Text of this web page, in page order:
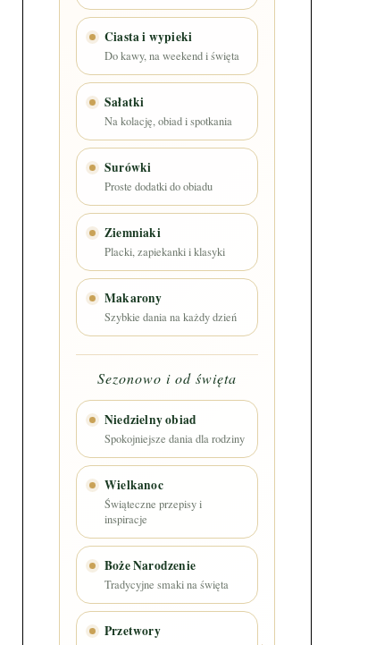
Ciasta i wypieki
Do kawy, na weekend i święta
Sałatki
Na kolację, obiad i spotkania
Surówki
Proste dodatki do obiadu
Ziemniaki
Placki, zapiekanki i klasyki
Makarony
Szybkie dania na każdy dzień
Sezonowo i od święta
Niedzielny obiad
Spokojniejsze dania dla rodziny
Wielkanoc
Świąteczne przepisy i
inspiracje
Boże Narodzenie
Tradycyjne smaki na święta
Przetwory